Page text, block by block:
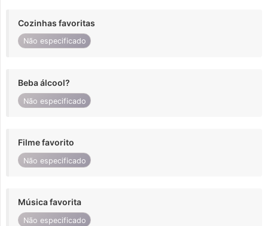
Cozinhas favoritas
Não especificado
Beba álcool?
Não especificado
Filme favorito
Não especificado
Música favorita
Não especificado